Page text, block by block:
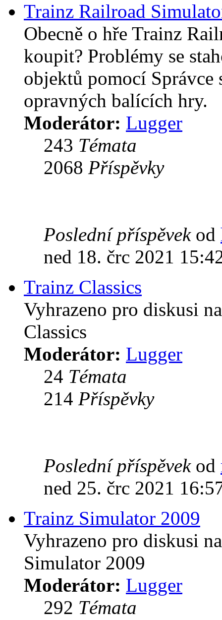
Trainz Railroad
Obecně o hře Trainz
koupit? Problémy se
objektů pomocí Správce
opravných balících hry.
Moderátor: Lugger
243 Témata
2068 Příspěvky
Poslední příspěvekod
ned 18. črc 2021
Trainz Classics
Vyhrazeno pro diskusi
Classics
Moderátor: Lugger
24 Témata
214 Příspěvky
Poslední příspěvekod
ned 25. črc 2021
Trainz Simulator 2009
Vyhrazeno pro diskusi
Simulator 2009
Moderátor: Lugger
292 Témata